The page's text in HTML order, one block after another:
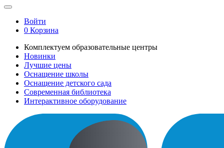
Войти
0 Корзина
Комплектуем образовательные центры
Новинки
Лучшие цены
Оснащение школы
Оснащение детского сада
Современная библиотека
Интерактивное оборудование